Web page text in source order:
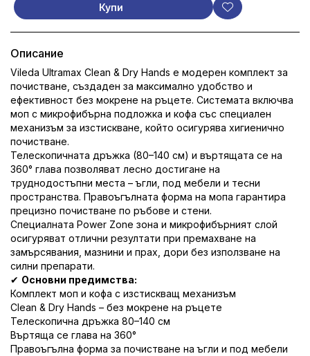
Купи
Описание
Vileda Ultramax Clean & Dry Hands е модерен комплект за
почистване, създаден за максимално удобство и
ефективност без мокрене на ръцете. Системата включва
моп с микрофибърна подложка и кофа със специален
механизъм за изстискване, който осигурява хигиенично
почистване.
Телескопичната дръжка (80–140 см) и въртящата се на
360° глава позволяват лесно достигане на
труднодостъпни места – ъгли, под мебели и тесни
пространства. Правоъгълната форма на мопа гарантира
прецизно почистване по ръбове и стени.
Специалната Power Zone зона и микрофибърният слой
осигуряват отлични резултати при премахване на
замърсявания, мазнини и прах, дори без използване на
силни препарати.
✔ Основни предимства:
Комплект моп и кофа с изстискващ механизъм
Clean & Dry Hands – без мокрене на ръцете
Телескопична дръжка 80–140 см
Въртяща се глава на 360°
Правоъгълна форма за почистване на ъгли и под мебели